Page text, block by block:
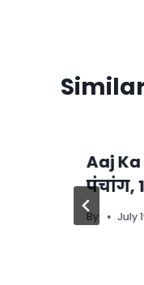
Aaj
पंचांग,
By July